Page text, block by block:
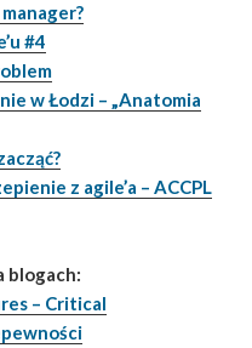
#4
w Łodzi – „Anatomia
z agile’a – ACCPL
blogach:
– Critical